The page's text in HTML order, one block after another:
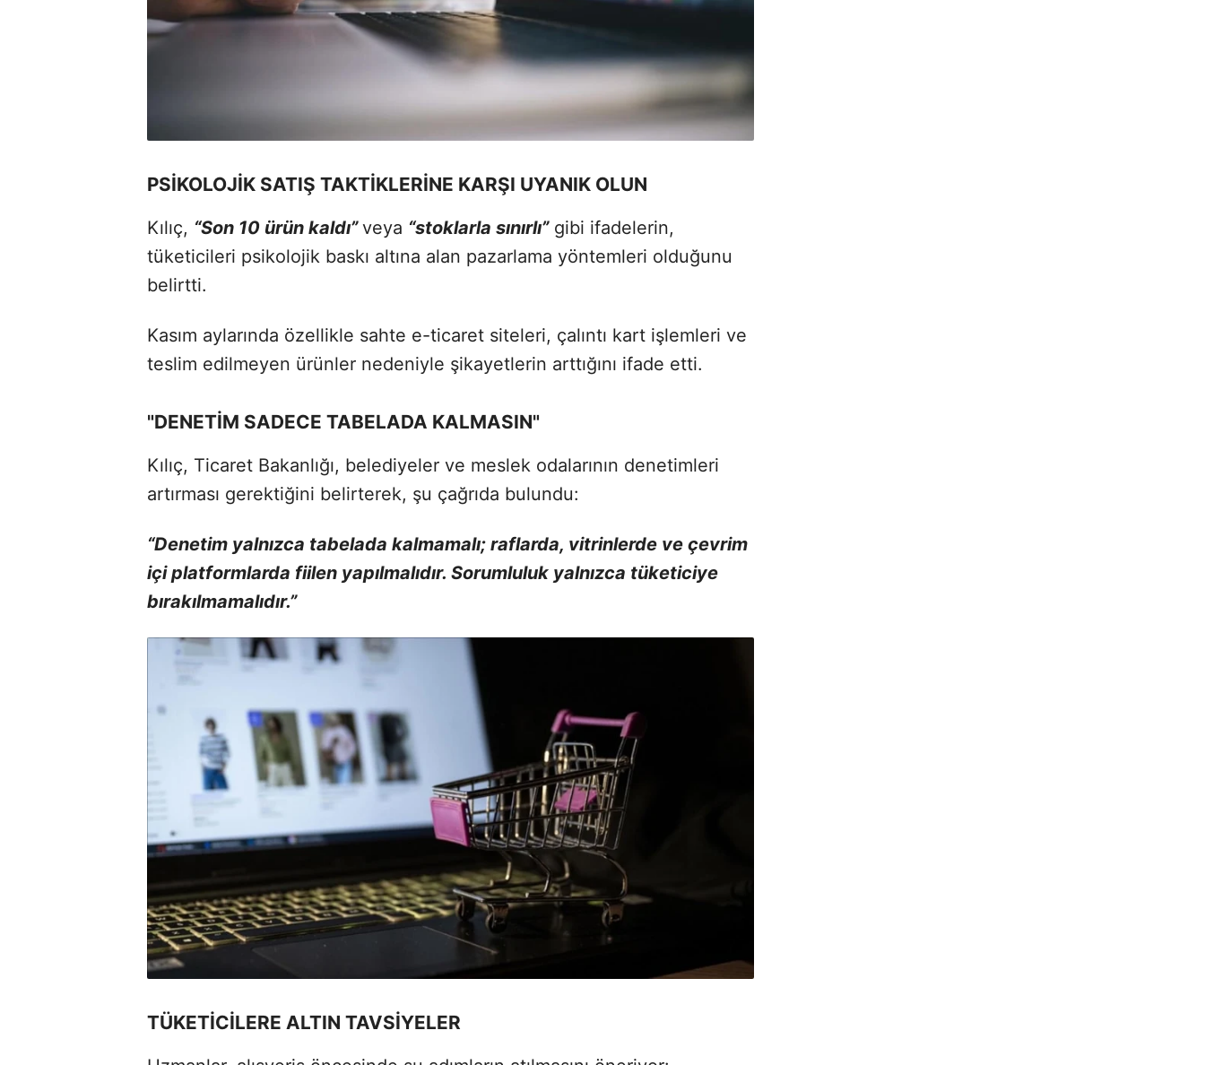
PSİKOLOJİK SATIŞ TAKTİKLERİNE KARŞI UYANIK OLUN
Kılıç, “Son 10 ürün kaldı”veya “stoklarla sınırlı”gibi ifadelerin,
tüketicileri psikolojik baskı altına alan pazarlama yöntemleri olduğunu
belirtti.
Kasım aylarında özellikle sahte e-ticaret siteleri, çalıntı kart işlemleri ve
teslim edilmeyen ürünler nedeniyle şikayetlerin arttığını ifade etti.
"DENETİM SADECE TABELADA KALMASIN"
Kılıç, Ticaret Bakanlığı, belediyeler ve meslek odalarının denetimleri
artırması gerektiğini belirterek, şu çağrıda bulundu:
“Denetim yalnızca tabelada kalmamalı; raflarda, vitrinlerde ve çevrim
içi platformlarda fiilen yapılmalıdır. Sorumluluk yalnızca tüketiciye
bırakılmamalıdır.”
TÜKETİCİLERE ALTIN TAVSİYELER